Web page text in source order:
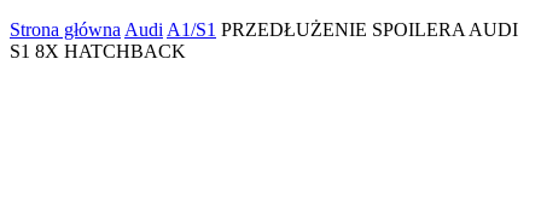
Strona główna Audi A1/S1 PRZEDŁUŻENIE SPOILERA AUDI
S1 8X HATCHBACK